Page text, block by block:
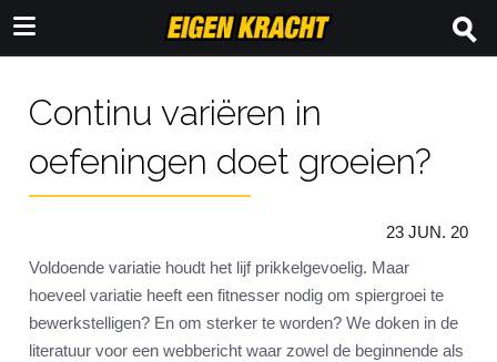
Continu variëren in
oefeningen doet groeien?
23 JUN. 20
Voldoende variatie houdt het lijf prikkelgevoelig. Maar
hoeveel variatie heeft een fitnesser nodig om spiergroei te
bewerkstelligen? En om sterker te worden? We doken in de
literatuur voor een webbericht waar zowel de beginnende als